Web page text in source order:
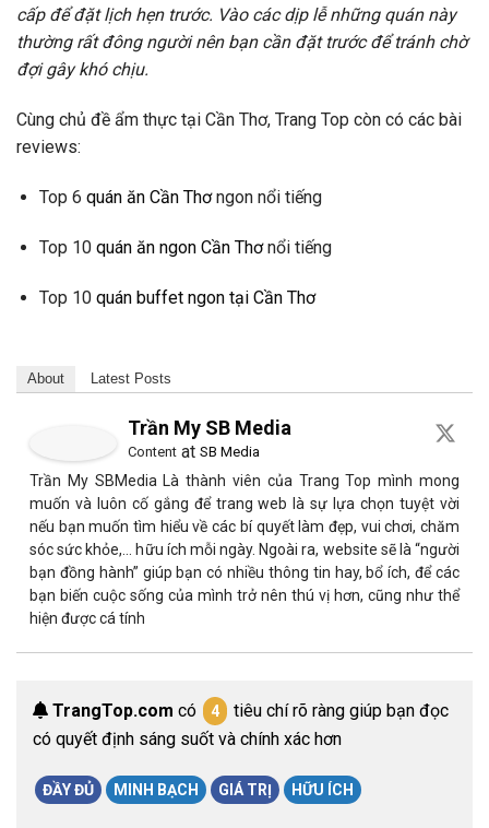
cấp để đặt lịch hẹn trước. Vào các dịp lễ những quán này
thường rất đông người nên bạn cần đặt trước để tránh chờ
đợi gây khó chịu.
Cùng chủ đề ẩm thực tại Cần Thơ, Trang Top còn có các bài
reviews:
Top 6 quán ăn Cần Thơngon nổi tiếng
Top 10 quán ăn ngon Cần Thơnổi tiếng
Top 10 quán buffet ngon tại Cần Thơ
About Latest Posts
Trần My SB Media
Content at SB Media
Trần My SBMedia Là thành viên của Trang Top mình mong
muốn và luôn cố gắng để trang web là sự lựa chọn tuyệt vời
nếu bạn muốn tìm hiểu về các bí quyết làm đẹp, vui chơi, chăm
sóc sức khỏe,… hữu ích mỗi ngày. Ngoài ra, website sẽ là “người
bạn đồng hành” giúp bạn có nhiều thông tin hay, bổ ích, để các
bạn biến cuộc sống của mình trở nên thú vị hơn, cũng như thể
hiện được cá tính
TrangTop.com có 4
tiêu chí rõ ràng giúp bạn đọc
có quyết định sáng suốt và chính xác hơn
ĐẦY ĐỦ MINH BẠCH GIÁ TRỊ HỮU ÍCH